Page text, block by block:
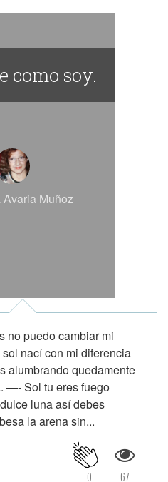
como soy.
Avaria Muñoz
no puedo cambiar mi
nací con mi diferencia
alumbrando quedamente
—- Sol tu eres fuego
luna así debes
la arena sin...
67
0